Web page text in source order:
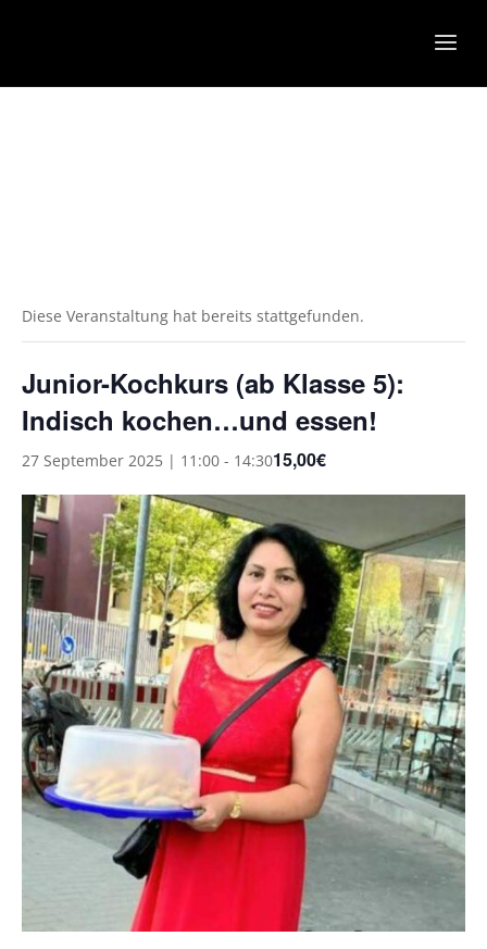
Diese Veranstaltung hat bereits stattgefunden.
Junior-Kochkurs (ab Klasse 5):
Indisch kochen…und essen!
27 September 2025 | 11:00 - 14:3015,00€